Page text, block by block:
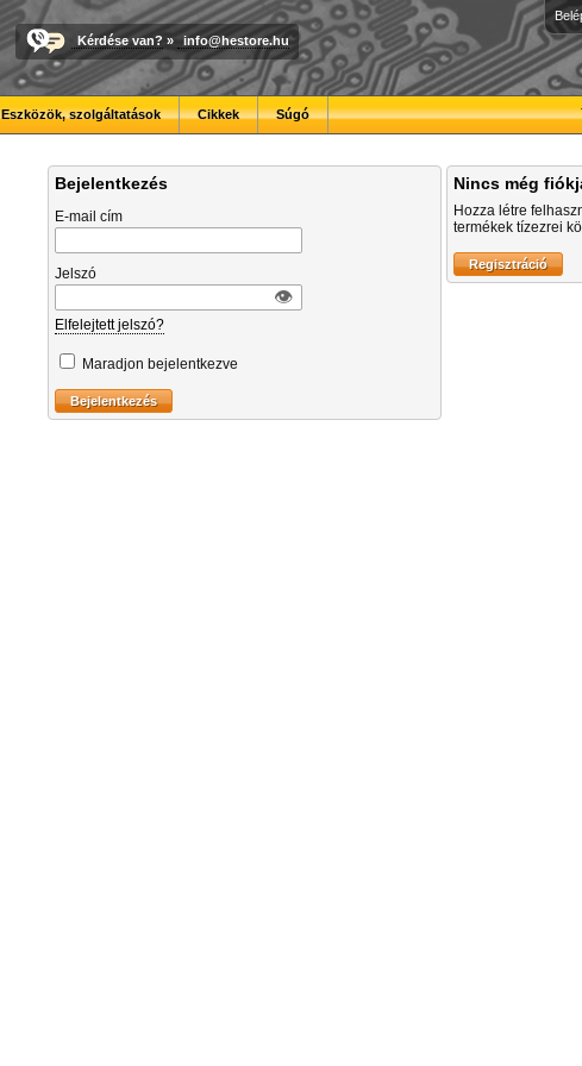
Kérdése van? » info@hestore.hu
Eszközök, szolgáltatások Cikkek Súgó
Bejelentkezés
E-mail cím
Jelszó
👁︎
Elfelejtett jelszó?
Maradjon bejelentkezve
Nincs még
Hozza létre
termékek tízezrei